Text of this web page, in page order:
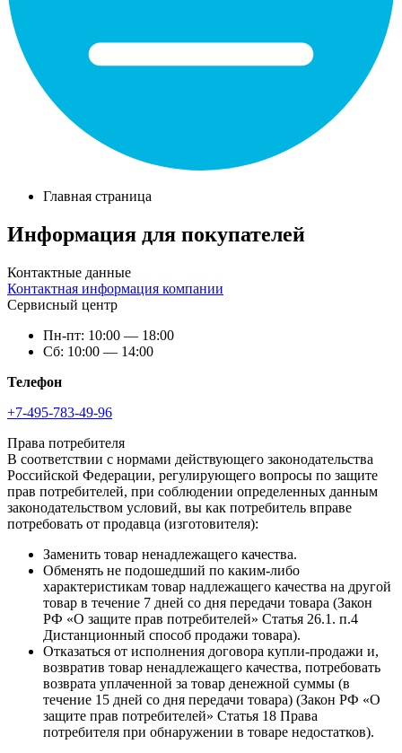
Главная страница
Информация для покупателей
Контактные данные
Контактная информация компании
Сервисный центр
Пн-пт: 10:00 — 18:00
Сб: 10:00 — 14:00
Телефон
+7-495-783-49-96
Права потребителя
В соответствии с нормами действующего законодательства
Российской Федерации, регулирующего вопросы по защите
прав потребителей, при соблюдении определенных данным
законодательством условий, вы как потребитель вправе
потребовать от продавца (изготовителя):
Заменить товар ненадлежащего качества.
Обменять не подошедший по каким-либо
характеристикам товар надлежащего качества на другой
товар в течение 7 дней со дня передачи товара (Закон
РФ «О защите прав потребителей» Статья 26.1. п.4
Дистанционный способ продажи товара).
Отказаться от исполнения договора купли-продажи и,
возвратив товар ненадлежащего качества, потребовать
возврата уплаченной за товар денежной суммы (в
течение 15 дней со дня передачи товара) (Закон РФ «О
защите прав потребителей» Статья 18 Права
потребителя при обнаружении в товаре недостатков).